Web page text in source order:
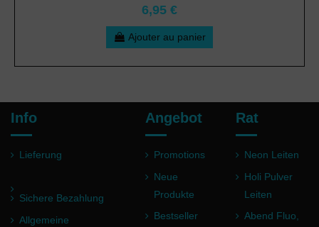
6,95 €
Ajouter au panier
Info
Lieferung
Sichere Bezahlung
Allgemeine
Angebot
Promotions
Neue
Produkte
Bestseller
Rat
Neon Leiten
Holi Pulver
Leiten
Abend Fluo,